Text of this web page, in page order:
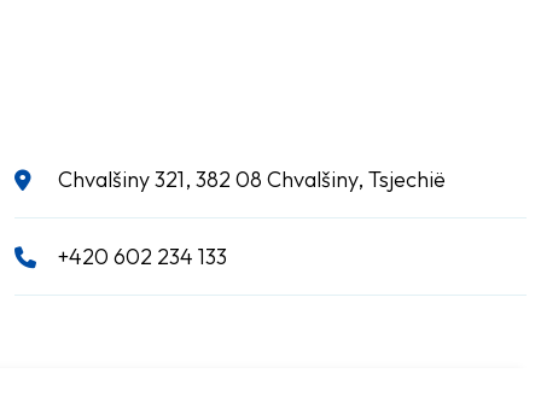
Chvalšiny 321, 382 08 Chvalšiny, Tsjechië
+420 602 234 133